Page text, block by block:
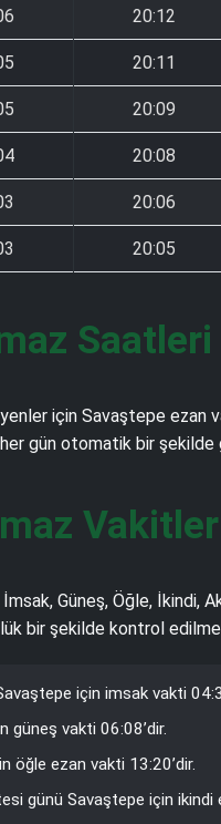
20:12
20:11
20:09
20:08
20:06
20:05
Saatleri
için Savaştepe ezan
her gün otomatik bir
Güneş, Öğle, İkindi,
bir şekilde kontrol
için imsak vakti
güneş vakti 06:08’dir.
öğle ezan vakti 13:20’dir.
günü Savaştepe için ikindi